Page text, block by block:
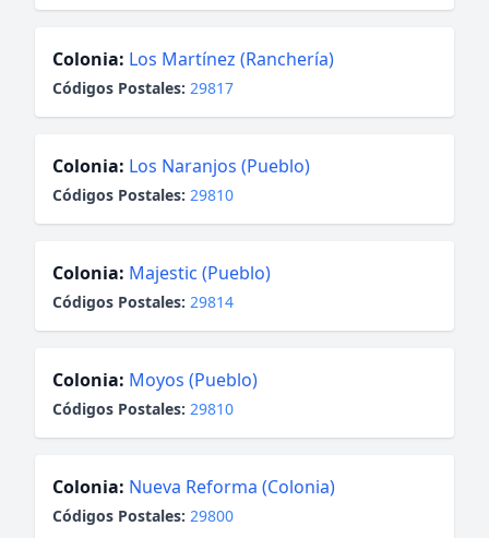
Colonia: Los Martínez (Ranchería)
Códigos Postales: 29817
Colonia: Los Naranjos (Pueblo)
Códigos Postales: 29810
Colonia: Majestic (Pueblo)
Códigos Postales: 29814
Colonia: Moyos (Pueblo)
Códigos Postales: 29810
Colonia: Nueva Reforma (Colonia)
Códigos Postales: 29800